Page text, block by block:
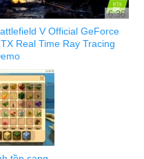
6:36
V Official GeForce
Real Time Ray Tracing